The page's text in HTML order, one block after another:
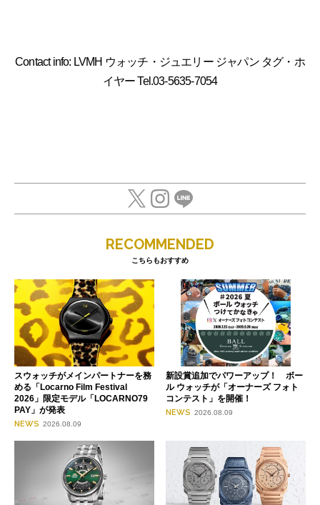
Contact info: LVMH ウォッチ・ジュエリー ジャパン タグ・ホ
イヤー Tel.03-5635-7054
RECOMMENDED
こちらもおすすめ
スウォッチがメインパートナーを務
める「Locarno Film Festival
2026」限定モデル「LOCARNO79
PAY」が発表
NEWS 2026.08.09
新設賞追加でパワーアップ！ ボー
ル ウォッチが「オーナーズ フォト
コンテスト」を開催！
NEWS 2026.08.09